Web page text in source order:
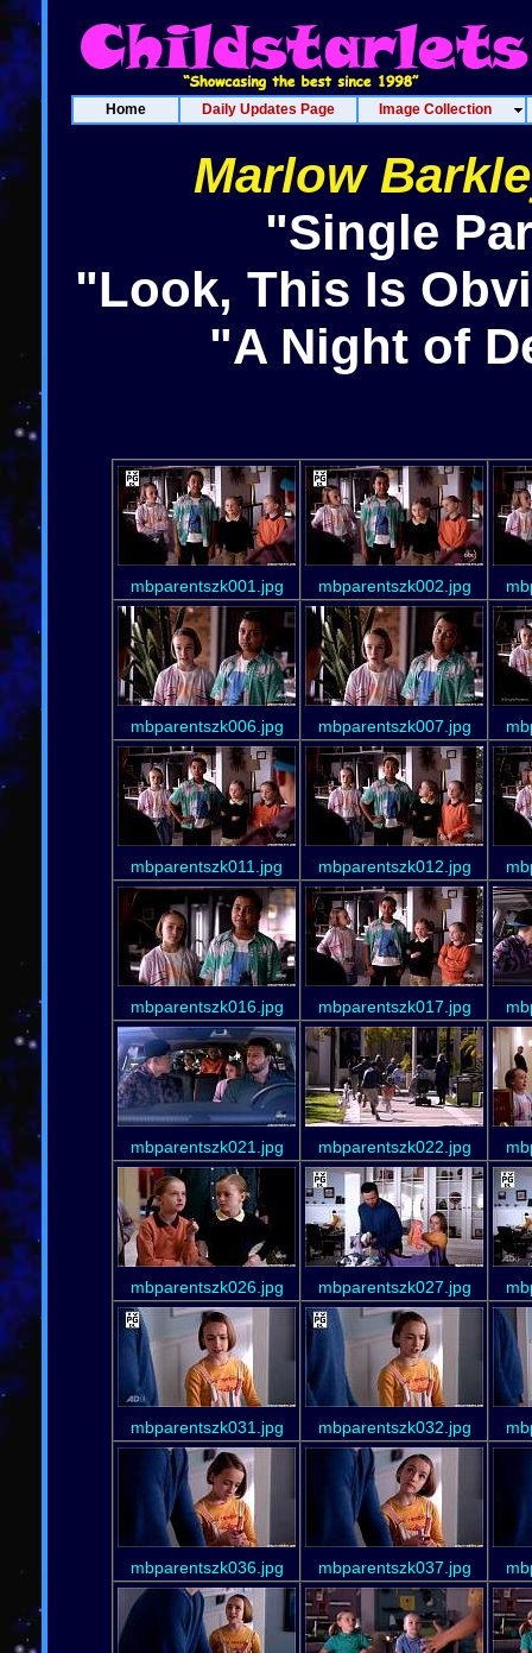
Home Daily Updates Page Image Collection
Marlow
"Single
"Look, This Is
"A Night of
mbparentszk001.jpg mbparentszk002.jpg
mbparentszk006.jpg mbparentszk007.jpg
mbparentszk011.jpg mbparentszk012.jpg
mbparentszk016.jpg mbparentszk017.jpg
mbparentszk021.jpg mbparentszk022.jpg
mbparentszk026.jpg mbparentszk027.jpg
mbparentszk031.jpg mbparentszk032.jpg
mbparentszk036.jpg mbparentszk037.jpg